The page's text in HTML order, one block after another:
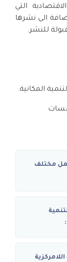
التي
الى نشرها
للنشر.
المكانية.
عمل مختلف